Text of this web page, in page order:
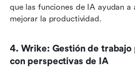
que las funciones de IA ayudan a
mejorar la productividad.
4. Wrike: Gestión de trabajo
con perspectivas de IA